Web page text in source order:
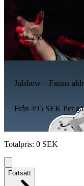
Peter Carlsson &
Från 750 SEK Per gäst
Julshow – Fastna
Från 495 SEK Per
Totalpris: 0 SEK
Fortsätt